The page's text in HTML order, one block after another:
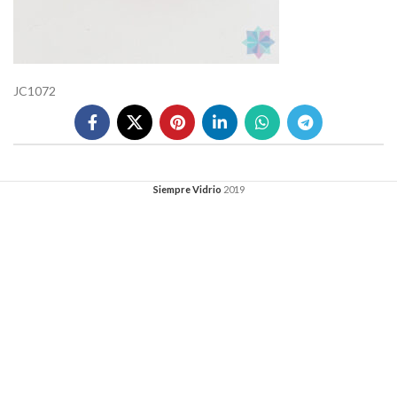
JC1072
Siempre Vidrio 2019